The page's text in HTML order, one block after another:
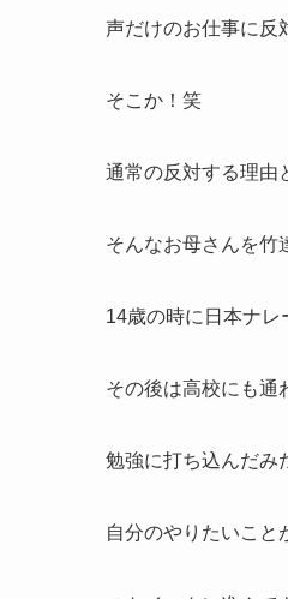
声だけのお仕事に反
そこか！笑
通常の反対する理由
そんなお母さんを竹
14歳の時に日本ナレ
その後は高校にも通
勉強に打ち込んだみ
自分のやりたいこと